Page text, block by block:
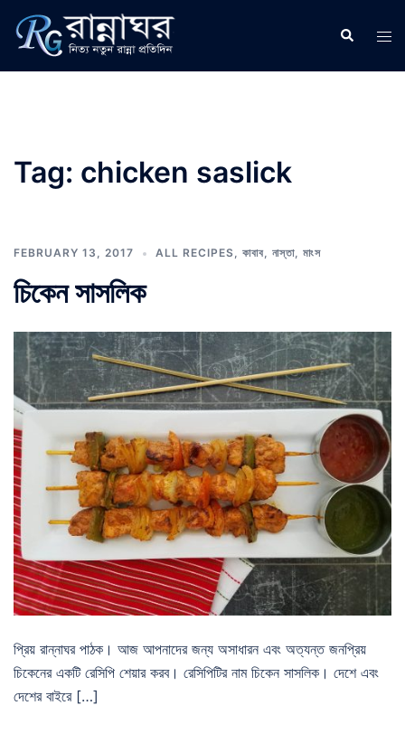
content
Search
Tag: chicken saslick
FEBRUARY 13, 2017 ALL RECIPES, কাবাব, নাস্তা, মাংস
চিকেন সাসলিক
প্রিয় রান্নাঘর পাঠক। আজ আপনাদের জন্য অসাধারন এবং অত্যন্ত জনপ্রিয়
চিকেনের একটি রেসিপি শেয়ার করব। রেসিপিটির নাম চিকেন সাসলিক। দেশে এবং
দেশের বাইরে […]